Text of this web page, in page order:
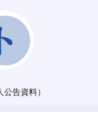
告資料）